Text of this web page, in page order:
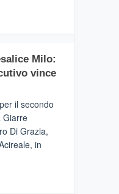
Milo:
vince
il secondo
Giarre
Di Grazia,
in